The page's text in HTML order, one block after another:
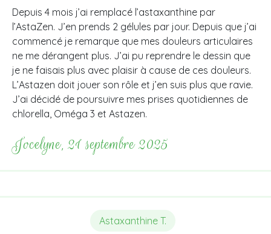
Depuis 4 mois j’ai remplacé l’astaxanthine par
l’AstaZen. J’en prends 2 gélules par jour. Depuis que j’ai
commencé je remarque que mes douleurs articulaires
ne me dérangent plus. J’ai pu reprendre le dessin que
je ne faisais plus avec plaisir à cause de ces douleurs.
L’Astazen doit jouer son rôle et j’en suis plus que ravie.
J’ai décidé de poursuivre mes prises quotidiennes de
chlorella, Oméga 3 et Astazen.
Jocelyne, 21 septembre 2025
Astaxanthine T.